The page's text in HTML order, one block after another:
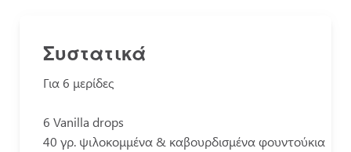
Συστατικά
Για 6 μερίδες
6 Vanilla drops
40 γρ. ψιλοκομμένα & καβουρδισμένα φουντούκια